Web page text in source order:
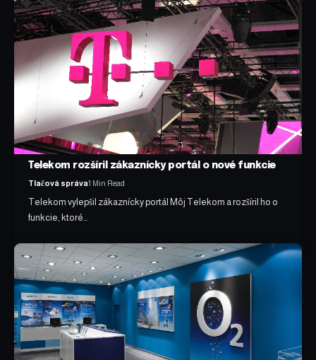
Telekom rozšíril zákaznícky portál o nové funkcie
Tlačová správa1 Min Read
Telekom vylepšil zákaznícky portál Môj Telekom a rozšíril ho o
funkcie, ktoré…